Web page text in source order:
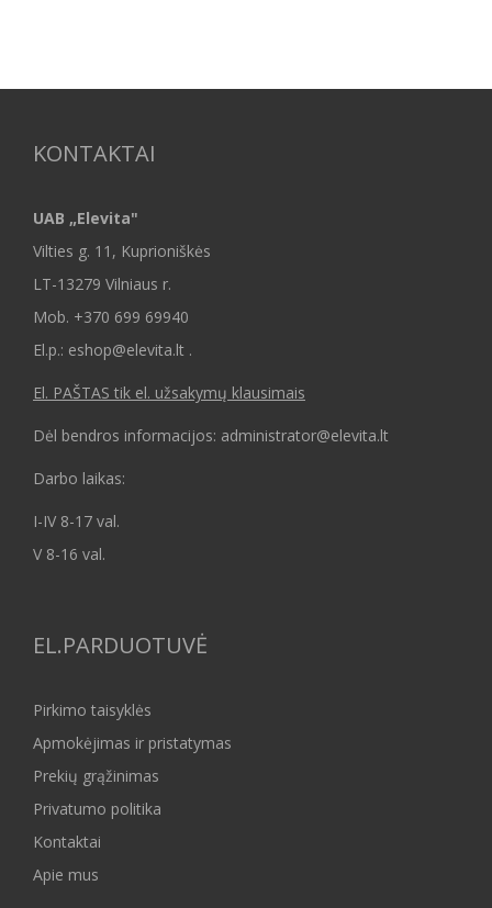
KONTAKTAI
UAB „Elevita"
Vilties g. 11, Kuprioniškės
LT-13279 Vilniaus r.
Mob. +370 699 69940
El.p.: eshop@elevita.lt .
El. PAŠTAS tik el. užsakymų klausimais
Dėl bendros informacijos: administrator@elevita.lt
Darbo laikas:
I-IV 8-17 val.
V 8-16 val.
EL.PARDUOTUVĖ
Pirkimo taisyklės
Apmokėjimas ir pristatymas
Prekių grąžinimas
Privatumo politika
Kontaktai
Apie mus